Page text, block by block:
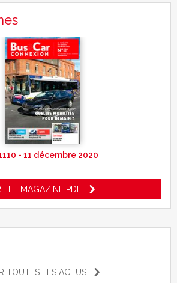
1110 - 11 décembre 2020
LE MAGAZINE PDF
TOUTES LES ACTUS